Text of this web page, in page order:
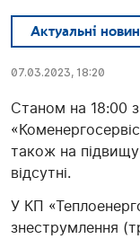
Актуальні
07.03.2023, 18:20
Станом на 18:00
також на
відсутні.
У КП
знеструмлення